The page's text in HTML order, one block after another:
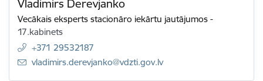
Vladimirs Derevjanko
Vecākais eksperts stacionāro iekārtu jautājumos -
17.kabinets
+371 29532187
E-pasts:
vladimirs.derevjanko@vdzti.gov.lv